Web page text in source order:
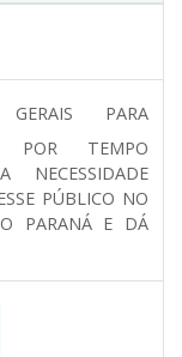
GERAIS PARA
POR TEMPO
NECESSIDADE
PÚBLICO NO
PARANÁ E DÁ